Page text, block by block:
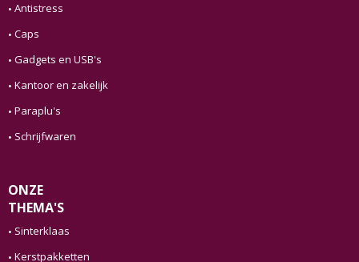
Antistress
Caps
Gadgets en USB's
Kantoor en zakelijk
Paraplu's
Schrijfwaren
ONZE
THEMA'S
Sinterklaas
Kerstpakketten